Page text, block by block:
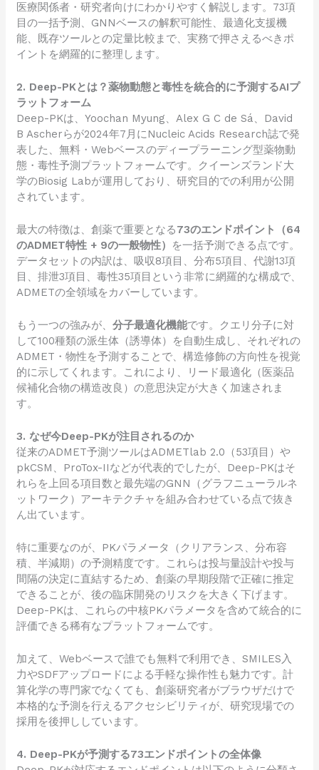
医療関係者・研究者向けにわかりやすく解説します。73項
目の一括予測、GNNベースの解釈可能性、最適化支援機
能、既存ツールとの定量比較まで、実務で押さえるべきポ
イントを網羅的に整理します。
2. Deep-PKとは？薬物動態と毒性を統合的に予測するAIプ
ラットフォーム
Deep-PKは、Yoochan Myung、Alex G C de Sá、David
B Ascherらが2024年7月にNucleic Acids Research誌で発
表した、無料・Webベースのディープラーニング型薬物動
態・毒性予測プラットフォームです。クイーンズランド大
学のBiosig Labが運用しており、研究目的での利用が公開
されています。
最大の特徴は、創薬で重要となる73のエンドポイント（64
のADMET特性 + 9の一般物性）
を一括予測できる点です。
データセットの内訳は、吸収8項目、分布5項目、代謝13項
目、排泄3項目、毒性35項目という非常に網羅的な構成で、
ADMETの全領域をカバーしています。
もう一つの強みが、分子最適化機能です。クエリ分子に対
して100種類の派生体（誘導体）を自動生成し、それぞれの
ADMET・物性を予測することで、構造修飾の方向性を視覚
的に示してくれます。これにより、リード最適化（医薬品
候補化合物の構造改良）の意思決定が大きく加速されま
す。
3. なぜ今Deep-PKが注目されるのか
従来のADMET予測ツールはADMETlab 2.0（53項目）や
pkCSM、ProTox-IIなどが代表的でしたが、Deep-PKはそ
れらを上回る項目数と最先端のGNN（グラフニューラルネ
ットワーク）アーキテクチャを組み合わせている点で抜き
ん出ています。
特に重要なのが、PKパラメータ（クリアランス、分布容
積、半減期）の予測精度です。これらは投与量設計や投与
間隔の決定に直結するため、創薬の早期段階で正確に推定
できることが、後の臨床開発のリスクを大きく下げます。
Deep-PKは、これらの中核PKパラメータを含めて統合的に
評価できる稀有なプラットフォームです。
加えて、Webベースで誰でも無料で利用でき、SMILES入
力やSDFアップロードによる手軽な操作性も魅力です。計
算化学の専門家でなくても、創薬研究者がブラウザだけで
本格的な予測を行えるアクセシビリティが、研究現場での
採用を後押ししています。
4. Deep-PKが予測する73エンドポイントの全体像